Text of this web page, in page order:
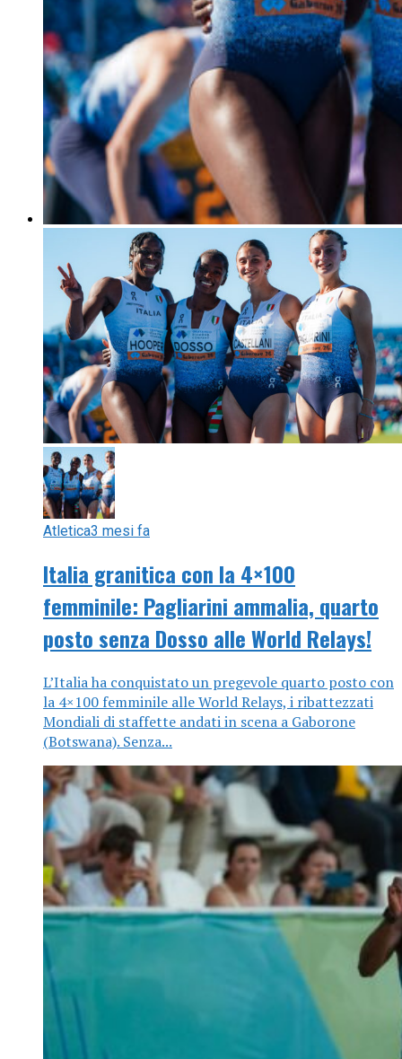
Atletica3 mesi fa
Italia granitica con la 4×100
femminile: Pagliarini ammalia, quarto
posto senza Dosso alle World Relays!
L’Italia ha conquistato un pregevole quarto posto con
la 4×100 femminile alle World Relays, i ribattezzati
Mondiali di staffette andati in scena a Gaborone
(Botswana). Senza...